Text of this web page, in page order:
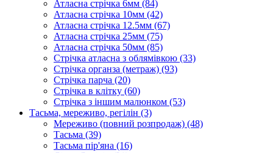
Атласна стрічка 6мм (84)
Атласна стрічка 10мм (42)
Атласна стрічка 12.5мм (67)
Атласна стрічка 25мм (75)
Атласна стрічка 50мм (85)
Стрічка атласна з облямівкою (33)
Стрічка органза (метраж) (93)
Стрічка парча (20)
Стрічка в клітку (60)
Стрічка з іншим малюнком (53)
Тасьма, мереживо, регілін (3)
Мереживо (повний розпродаж) (48)
Тасьма (39)
Тасьма пір'яна (16)